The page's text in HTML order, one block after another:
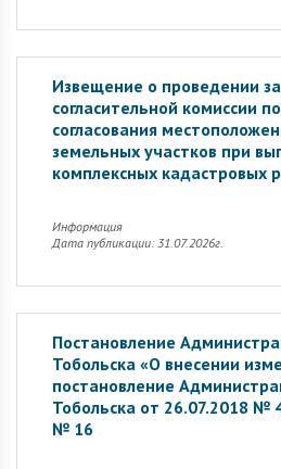
Извещение о проведении
согласительной комиссии
согласования
земельных участков при
комплексных кадастровых
Информация
Дата публикации: 31.07.2026г.
Постановление
Тобольска «О внесении
постановление
Тобольска от 26.07.2018 №
№ 16